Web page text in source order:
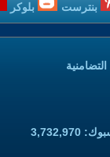
بنترست بلوكر